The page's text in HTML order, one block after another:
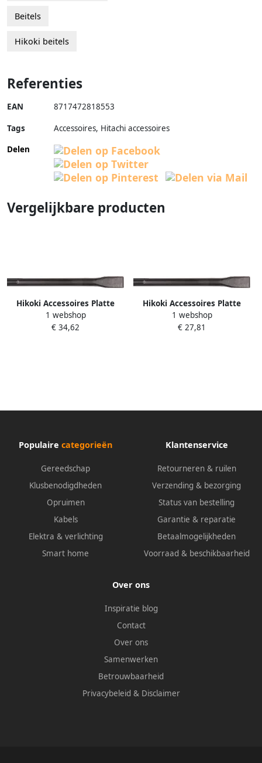
Beitels
Hikoki beitels
Referenties
EAN 8717472818553
Tags
Accessoires, Hitachi accessoires
Delen
Vergelijkbare producten
Hikoki Accessoires Platte
Beitel 28Mm Hex 35X550
(Oud 985231) 751572
1 webshop
€ 34,62
Hikoki Accessoires Platte
Beitel 36X520Mm 751523
1 webshop
€ 27,81
Populaire categorieën
Gereedschap
Klusbenodigdheden
Opruimen
Kabels
Elektra & verlichting
Smart home
Klantenservice
Retourneren & ruilen
Verzending & bezorging
Status van bestelling
Garantie & reparatie
Betaalmogelijkheden
Voorraad & beschikbaarheid
Over ons
Inspiratie blog
Contact
Over ons
Samenwerken
Betrouwbaarheid
Privacybeleid & Disclaimer